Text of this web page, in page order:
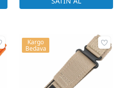
Kargo
Bedava